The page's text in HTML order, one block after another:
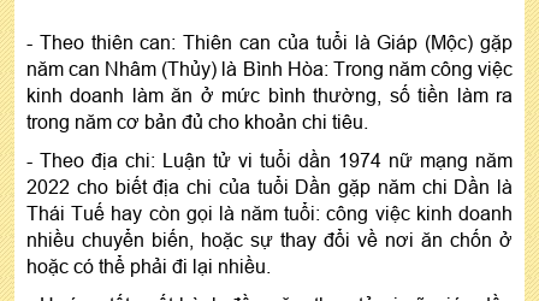
- Theo thiên can: Thiên can của tuổi là Giáp (Mộc) gặp
năm can Nhâm (Thủy) là Bình Hòa: Trong năm công việc
kinh doanh làm ăn ở mức bình thường, số tiền làm ra
trong năm cơ bản đủ cho khoản chi tiêu.
- Theo địa chi: Luận tử vi tuổi dần 1974 nữ mạng năm
2022 cho biết địa chi của tuổi Dần gặp năm chi Dần là
Thái Tuế hay còn gọi là năm tuổi: công việc kinh doanh
nhiều chuyển biến, hoặc sự thay đổi về nơi ăn chốn ở
hoặc có thể phải đi lại nhiều.